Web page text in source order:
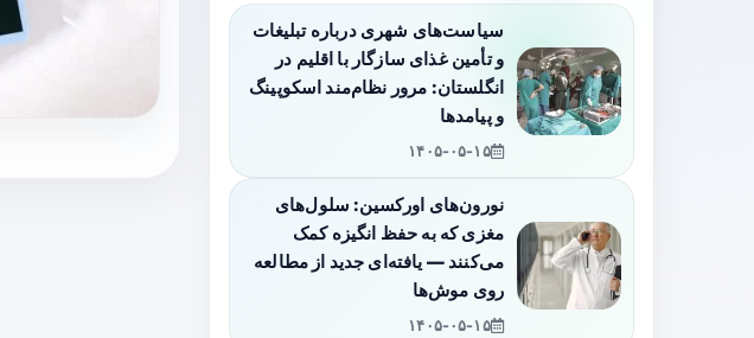
سیاست‌های شهری درباره تبلیغات
و تأمین غذای سازگار با اقلیم در
انگلستان: مرور نظام‌مند اسکوپینگ
و پیامدها
۱۴۰۵-۰۵-۱۵
نورون‌های اورکسین: سلول‌های
مغزی که به حفظ انگیزه کمک
می‌کنند — یافته‌ای جدید از مطالعه
روی موش‌ها
۱۴۰۵-۰۵-۱۵